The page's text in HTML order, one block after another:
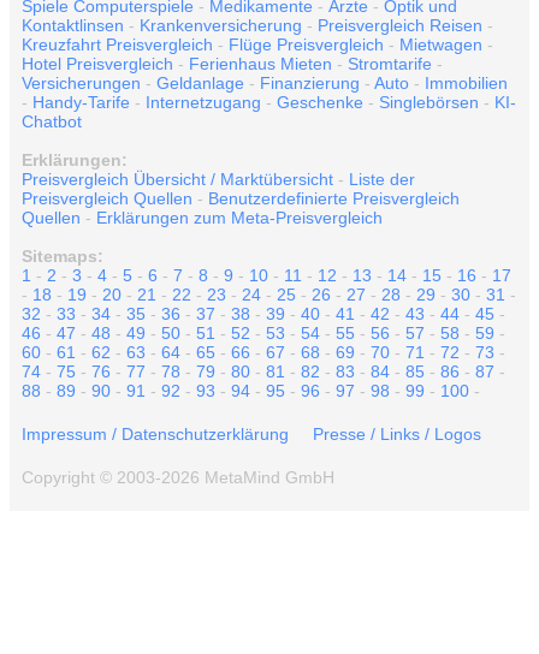
Spiele Computerspiele - Medikamente - Ärzte - Optik und
Kontaktlinsen - Krankenversicherung - Preisvergleich Reisen -
Kreuzfahrt Preisvergleich - Flüge Preisvergleich - Mietwagen -
Hotel Preisvergleich - Ferienhaus Mieten - Stromtarife -
Versicherungen - Geldanlage - Finanzierung - Auto - Immobilien
- Handy-Tarife - Internetzugang - Geschenke - Singlebörsen - KI-
Chatbot
Erklärungen:
Preisvergleich Übersicht / Marktübersicht - Liste der
Preisvergleich Quellen - Benutzerdefinierte Preisvergleich
Quellen - Erklärungen zum Meta-Preisvergleich
Sitemaps:
1 - 2 - 3 - 4 - 5 - 6 - 7 - 8 - 9 - 10 - 11 - 12 - 13 - 14 - 15 - 16 - 17
- 18 - 19 - 20 - 21 - 22 - 23 - 24 - 25 - 26 - 27 - 28 - 29 - 30 - 31 -
32 - 33 - 34 - 35 - 36 - 37 - 38 - 39 - 40 - 41 - 42 - 43 - 44 - 45 -
46 - 47 - 48 - 49 - 50 - 51 - 52 - 53 - 54 - 55 - 56 - 57 - 58 - 59 -
60 - 61 - 62 - 63 - 64 - 65 - 66 - 67 - 68 - 69 - 70 - 71 - 72 - 73 -
74 - 75 - 76 - 77 - 78 - 79 - 80 - 81 - 82 - 83 - 84 - 85 - 86 - 87 -
88 - 89 - 90 - 91 - 92 - 93 - 94 - 95 - 96 - 97 - 98 - 99 - 100 -
Impressum / Datenschutzerklärung Presse / Links / Logos
Copyright © 2003-2026 MetaMind GmbH